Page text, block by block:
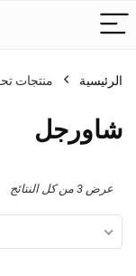
الرئيسية منتجات
شاورجل
عرض ⁦3⁩ من كل النتائج